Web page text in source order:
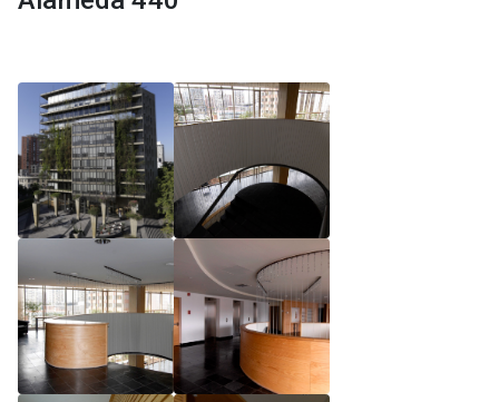
Reglamento de Magíster, Pontificia Universidad
Universidad Católica de Chile
Reglamento de Magíster, Pontificia Universidad
Católica de Chile LLM UC 2025
Reglamento de Seminarios de Graduación
Programa de Magíster en Derecho, LLM 2025